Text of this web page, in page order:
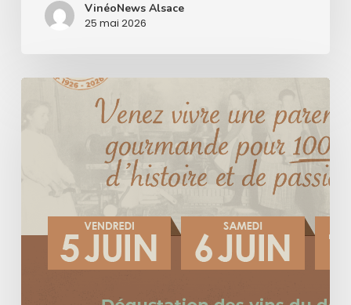
VinéoNews Alsace
25 mai 2026
siècle
d’histoire